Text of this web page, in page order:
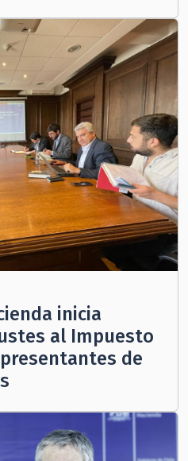
inicia
al Impuesto
de